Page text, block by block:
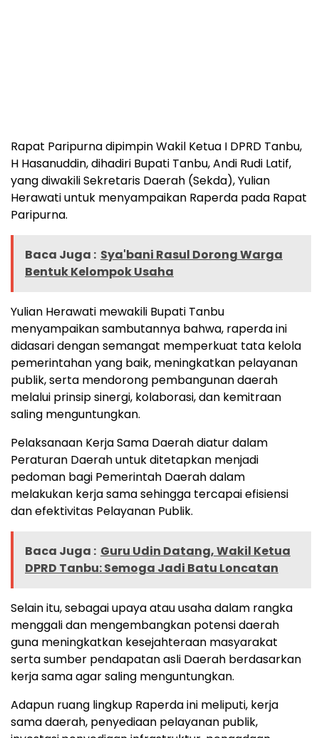
Rapat Paripurna dipimpin Wakil Ketua I DPRD Tanbu,
H Hasanuddin, dihadiri Bupati Tanbu, Andi Rudi Latif,
yang diwakili Sekretaris Daerah (Sekda), Yulian
Herawati untuk menyampaikan Raperda pada Rapat
Paripurna.
Baca Juga : Sya'bani Rasul Dorong Warga
Bentuk Kelompok Usaha
Yulian Herawati mewakili Bupati Tanbu
menyampaikan sambutannya bahwa, raperda ini
didasari dengan semangat memperkuat tata kelola
pemerintahan yang baik, meningkatkan pelayanan
publik, serta mendorong pembangunan daerah
melalui prinsip sinergi, kolaborasi, dan kemitraan
saling menguntungkan.
Pelaksanaan Kerja Sama Daerah diatur dalam
Peraturan Daerah untuk ditetapkan menjadi
pedoman bagi Pemerintah Daerah dalam
melakukan kerja sama sehingga tercapai efisiensi
dan efektivitas Pelayanan Publik.
Baca Juga : Guru Udin Datang, Wakil Ketua
DPRD Tanbu: Semoga Jadi Batu Loncatan
Selain itu, sebagai upaya atau usaha dalam rangka
menggali dan mengembangkan potensi daerah
guna meningkatkan kesejahteraan masyarakat
serta sumber pendapatan asli Daerah berdasarkan
kerja sama agar saling menguntungkan.
Adapun ruang lingkup Raperda ini meliputi, kerja
sama daerah, penyediaan pelayanan publik,